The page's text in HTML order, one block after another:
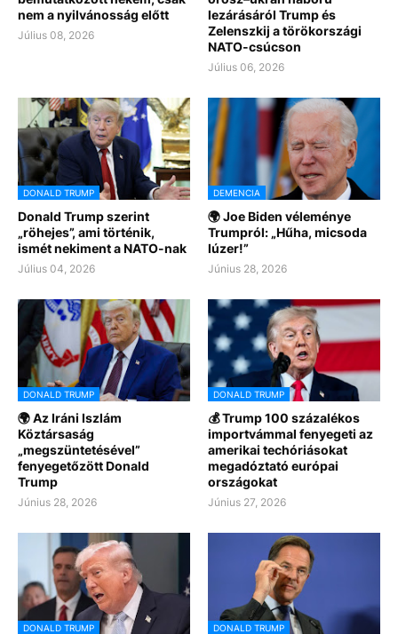
nem a nyilvánosság előtt
Július 08, 2026
lezárásáról Trump és
Zelenszkij a törökországi
NATO-csúcson
Július 06, 2026
DONALD TRUMP
Donald Trump szerint
„röhejes”, ami történik,
ismét nekiment a NATO-nak
Július 04, 2026
DEMENCIA
🌍 Joe Biden véleménye
Trumpról: „Hűha, micsoda
lúzer!”
Június 28, 2026
DONALD TRUMP
🌍 Az Iráni Iszlám
Köztársaság
„megszüntetésével”
fenyegetőzött Donald
Trump
Június 28, 2026
DONALD TRUMP
💰 Trump 100 százalékos
importvámmal fenyegeti az
amerikai techóriásokat
megadóztató európai
országokat
Június 27, 2026
DONALD TRUMP DONALD TRUMP